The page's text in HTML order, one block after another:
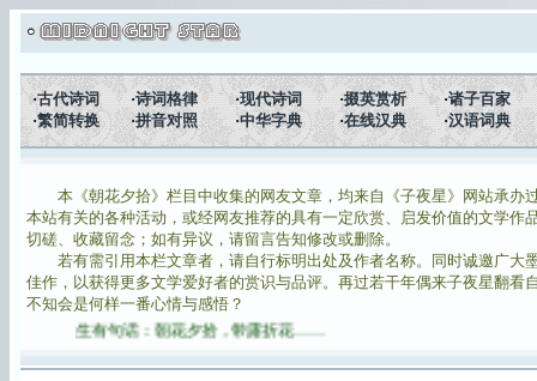
·古代诗词 ·诗词格律 ·现代诗词 ·掇英赏析 ·诸子百家
·繁简转换 ·拼音对照 ·中华字典 ·在线汉典 ·汉语词典
本《朝花夕拾》栏目中收集的网友文章，均来自《子夜星》网站承办
本站有关的各种活动，或经网友推荐的具有一定欣赏、启发价值的文学作
切磋、收藏留念；如有异议，请留言告知修改或删除。
若有需引用本栏文章者，请自行标明出处及作者名称。同时诚邀广大
佳作，以获得更多文学爱好者的赏识与品评。再过若干年偶来子夜星翻看
不知会是何样一番心情与感悟？
生有句话：朝花夕拾，带露折花……